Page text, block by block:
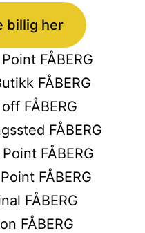
billig her
FÅBERG
FÅBERG
FÅBERG
FÅBERG
FÅBERG
FÅBERG
FÅBERG
FÅBERG